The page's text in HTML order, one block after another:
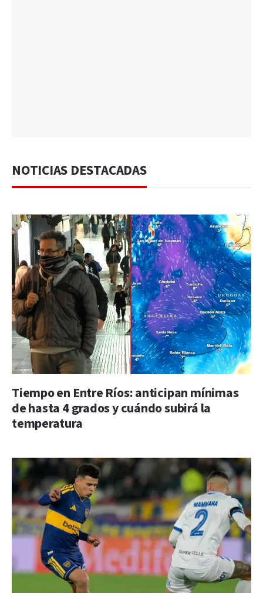
NOTICIAS DESTACADAS
Tiempo en Entre Ríos: anticipan mínimas
de hasta 4 grados y cuándo subirá la
temperatura